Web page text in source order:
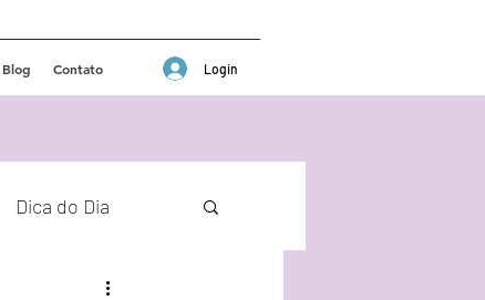
Blog Contato Login
Dica do Dia